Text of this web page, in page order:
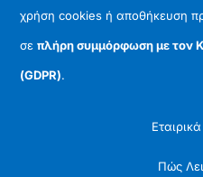
χρήση cookies ή αποθήκευση
σεπλήρη συμμόρφωση με τον
(GDPR).
Πώς